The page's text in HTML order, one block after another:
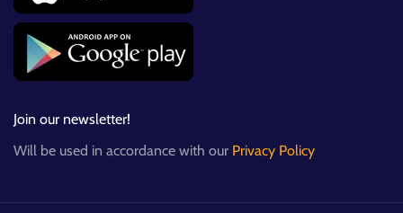
Join our newsletter!
Will be used in accordance with our Privacy Policy